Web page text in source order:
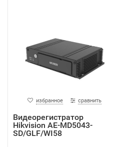
избранное сравнить
Видеорегистратор
Hikvision AE-MD5043-
SD/GLF/WI58